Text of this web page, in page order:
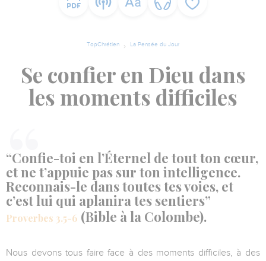
TopChrétien La Pensée du Jour
Se confier en Dieu dans
les moments difficiles
“Confie-toi en l’Éternel de tout ton cœur,
et ne t’appuie pas sur ton intelligence.
Reconnais-le dans toutes tes voies, et
c’est lui qui aplanira tes sentiers”
Proverbes 3.5-6 (Bible à la Colombe).
Nous devons tous faire face à des moments difficiles, à des